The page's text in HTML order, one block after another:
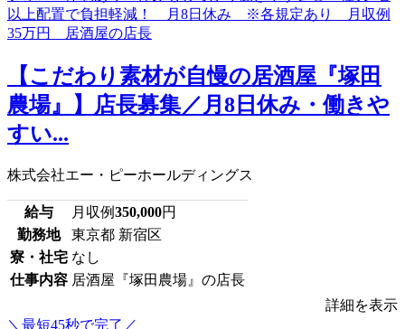
【こだわり素材が自慢の居酒屋『塚田
農場』】店長募集／月8日休み・働きや
すい...
株式会社エー・ピーホールディングス
給与 月収例350,000円
勤務地
東京都 新宿区
寮・社宅 なし
仕事内容 居酒屋『塚田農場』の店長
詳細を表示
＼最短45秒で完了／